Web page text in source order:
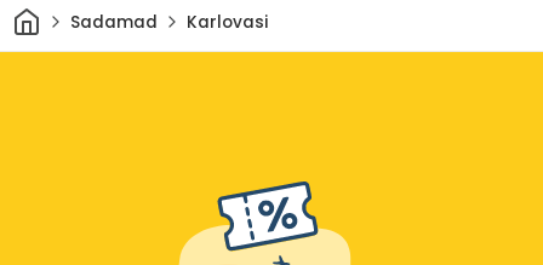
Avaleht
Sadamad Karlovasi